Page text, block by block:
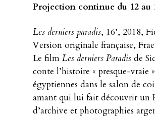
Projection continue du 12
Les derniers paradis, 16’, 2018,
Version originale française,
Le film Les derniers Paradis de
conte l’histoire « presque-vraie
égyptiennes dans le salon de
amant qui lui fait découvrir un
d’archive et photographies